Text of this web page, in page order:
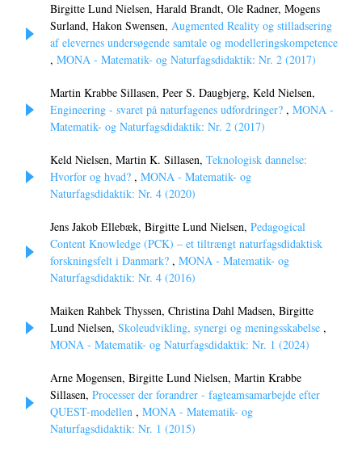
Birgitte Lund Nielsen, Harald Brandt, Ole Radner, Mogens
Surland, Hakon Swensen, Augmented Reality og stilladsering
af elevernes undersøgende samtale og modelleringskompetence
, MONA - Matematik- og Naturfagsdidaktik: Nr. 2 (2017)
Martin Krabbe Sillasen, Peer S. Daugbjerg, Keld Nielsen,
Engineering - svaret på naturfagenes udfordringer? , MONA -
Matematik- og Naturfagsdidaktik: Nr. 2 (2017)
Keld Nielsen, Martin K. Sillasen, Teknologisk dannelse:
Hvorfor og hvad? , MONA - Matematik- og
Naturfagsdidaktik: Nr. 4 (2020)
Jens Jakob Ellebæk, Birgitte Lund Nielsen, Pedagogical
Content Knowledge (PCK) – et tiltrængt naturfagsdidaktisk
forskningsfelt i Danmark? , MONA - Matematik- og
Naturfagsdidaktik: Nr. 4 (2016)
Maiken Rahbek Thyssen, Christina Dahl Madsen, Birgitte
Lund Nielsen, Skoleudvikling, synergi og meningsskabelse ,
MONA - Matematik- og Naturfagsdidaktik: Nr. 1 (2024)
Arne Mogensen, Birgitte Lund Nielsen, Martin Krabbe
Sillasen, Processer der forandrer - fagteamsamarbejde efter
QUEST-modellen , MONA - Matematik- og
Naturfagsdidaktik: Nr. 1 (2015)